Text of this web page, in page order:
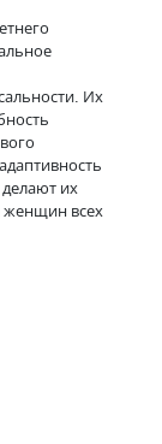
Их
их
всех